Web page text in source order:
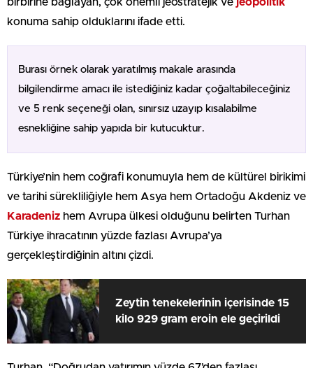
konuma sahip olduklarını ifade etti.
Burası örnek olarak yaratılmış makale arasında
bilgilendirme amacı ile istediğiniz kadar çoğaltabileceğiniz
ve 5 renk seçeneği olan, sınırsız uzayıp kısalabilme
esnekliğine sahip yapıda bir kutucuktur.
Türkiye’nin hem coğrafi konumuyla hem de kültürel birikimi
ve tarihi sürekliliğiyle hem Asya hem Ortadoğu Akdeniz ve
Karadeniz hem Avrupa ülkesi olduğunu belirten Turhan
Türkiye ihracatının yüzde fazlası Avrupa’ya
gerçekleştirdiğinin altını çizdi.
Zeytin tenekelerinin içerisinde 15
kilo 929 gram eroin ele geçirildi